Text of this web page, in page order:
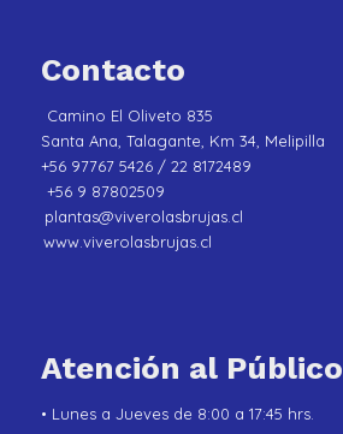
Contacto
Camino El Oliveto 835
Santa Ana, Talagante, Km 34, Melipilla
+56 97767 5426 / 22 8172489
+56 9 87802509
plantas@viverolasbrujas.cl
www.viverolasbrujas.cl
Atención al Público
• Lunes a Jueves de 8:00 a 17:45 hrs.